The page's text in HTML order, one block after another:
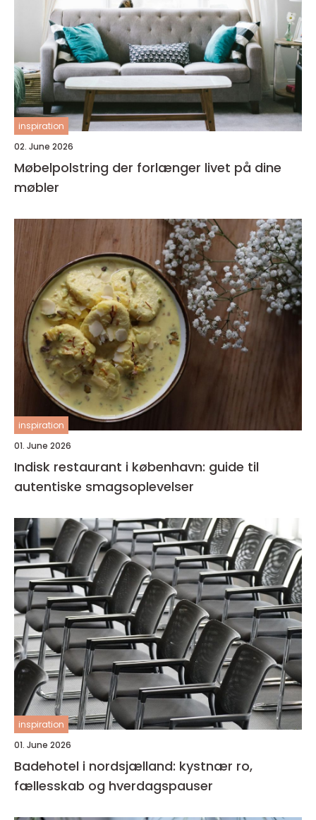
inspiration
02. June 2026
Møbelpolstring der forlænger livet på dine
møbler
inspiration
01. June 2026
Indisk restaurant i københavn: guide til
autentiske smagsoplevelser
inspiration
01. June 2026
Badehotel i nordsjælland: kystnær ro,
fællesskab og hverdagspauser